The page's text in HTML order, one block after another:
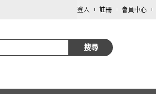
登入 註冊 會員中心
搜尋